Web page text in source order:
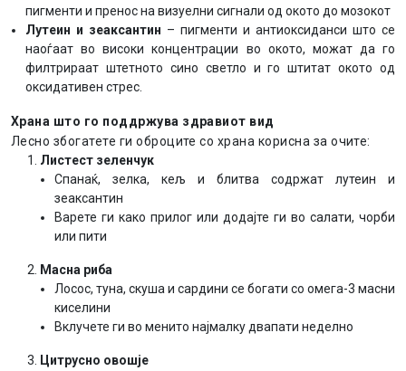
пигменти и пренос на визуелни сигнали од окото до мозокот
Лутеин и зеаксантин – пигменти и антиоксиданси што се
наоѓаат во високи концентрации во окото, можат да го
филтрираат штетното сино светло и го штитат окото од
оксидативен стрес.
Храна што го поддржува здравиот вид
Лесно збогатете ги оброците со храна корисна за очите:
Листест зеленчук
Спанаќ, зелка, кељ и блитва содржат лутеин и
зеаксантин
Варете ги како прилог или додајте ги во салати, чорби
или пити
Масна риба
Лосос, туна, скуша и сардини се богати со омега-3 масни
киселини
Вклучете ги во менито најмалку двапати неделно
Цитрусно овошје